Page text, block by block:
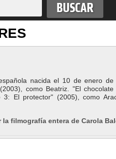
nacida el 10 de enero de
como Beatriz. "El
3: El protector" (2005), como
la filmografía entera de Carola